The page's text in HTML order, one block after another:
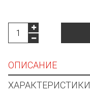
ОПИСАНИЕ
ХАРАКТЕРИСТИКИ